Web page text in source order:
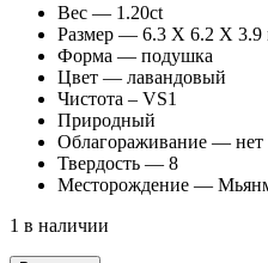
Вес — 1.20ct
Размер — 6.3 X 6.2 X
Форма — подушка
Цвет — лавандовый
Чистота – VS1
Природный
Облагораживание — нет
Твердость — 8
Месторождение —
1 в наличии